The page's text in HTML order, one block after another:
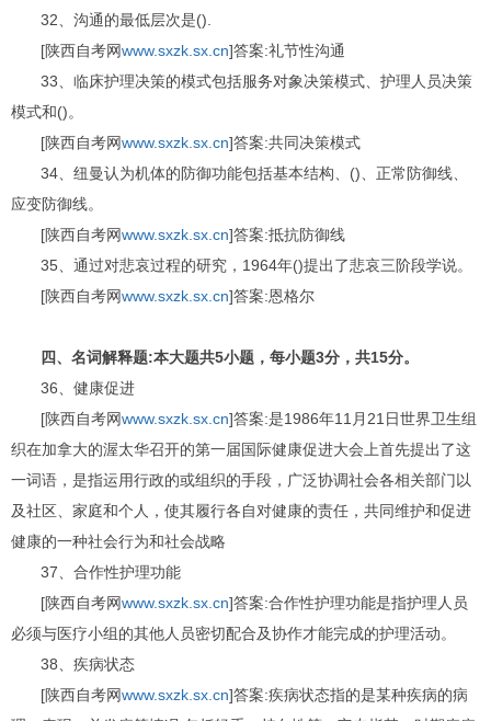
32、沟通的最低层次是().
[陕西自考网www.sxzk.sx.cn]答案:礼节性沟通
33、临床护理决策的模式包括服务对象决策模式、护理人员决策
模式和()。
[陕西自考网www.sxzk.sx.cn]答案:共同决策模式
34、纽曼认为机体的防御功能包括基本结构、()、正常防御线、
应变防御线。
[陕西自考网www.sxzk.sx.cn]答案:抵抗防御线
35、通过对悲哀过程的研究，1964年()提出了悲哀三阶段学说。
[陕西自考网www.sxzk.sx.cn]答案:恩格尔
四、名词解释题:本大题共5小题，每小题3分，共15分。
36、健康促进
[陕西自考网www.sxzk.sx.cn]答案:是1986年11月21日世界卫生组
织在加拿大的渥太华召开的第一届国际健康促进大会上首先提出了这
一词语，是指运用行政的或组织的手段，广泛协调社会各相关部门以
及社区、家庭和个人，使其履行各自对健康的责任，共同维护和促进
健康的一种社会行为和社会战略
37、合作性护理功能
[陕西自考网www.sxzk.sx.cn]答案:合作性护理功能是指护理人员
必须与医疗小组的其他人员密切配合及协作才能完成的护理活动。
38、疾病状态
[陕西自考网www.sxzk.sx.cn]答案:疾病状态指的是某种疾病的病